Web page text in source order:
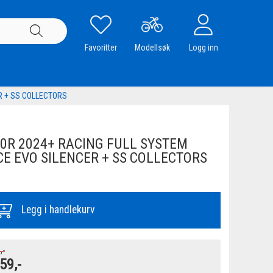
Favoritter Modellsøk Logg inn
SS COLLECTORS
2024+ RACING FULL SYSTEM
EVO SILENCER + SS COLLECTORS
Legg i handlekurv